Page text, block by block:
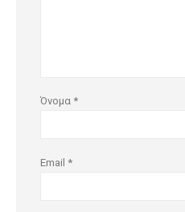
Όνομα *
Email *